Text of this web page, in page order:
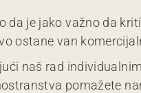
da je jako važno da
ostane van
naš rad
pomažete